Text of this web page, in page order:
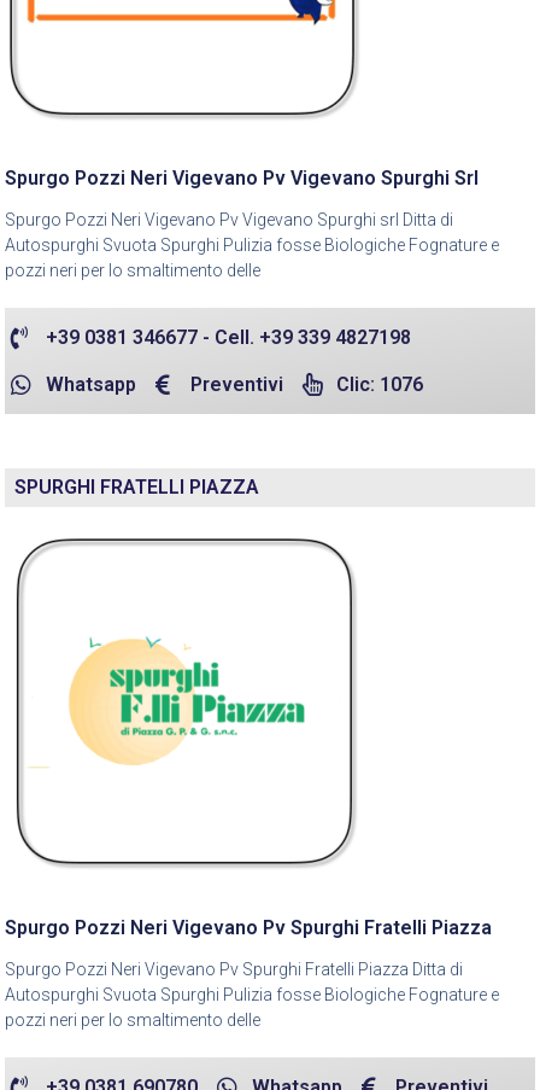
Spurgo Pozzi Neri Vigevano Pv Vigevano Spurghi Srl
Spurgo Pozzi Neri Vigevano Pv Vigevano Spurghi srl Ditta di
Autospurghi Svuota Spurghi Pulizia fosse Biologiche Fognature e
pozzi neri per lo smaltimento delle
+39 0381 346677 - Cell. +39 339 4827198
Whatsapp Preventivi Clic: 1076
SPURGHI FRATELLI PIAZZA
Spurgo Pozzi Neri Vigevano Pv Spurghi Fratelli Piazza
Spurgo Pozzi Neri Vigevano Pv Spurghi Fratelli Piazza Ditta di
Autospurghi Svuota Spurghi Pulizia fosse Biologiche Fognature e
pozzi neri per lo smaltimento delle